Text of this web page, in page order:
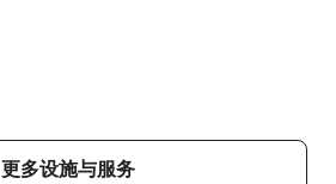
更多设施与服务